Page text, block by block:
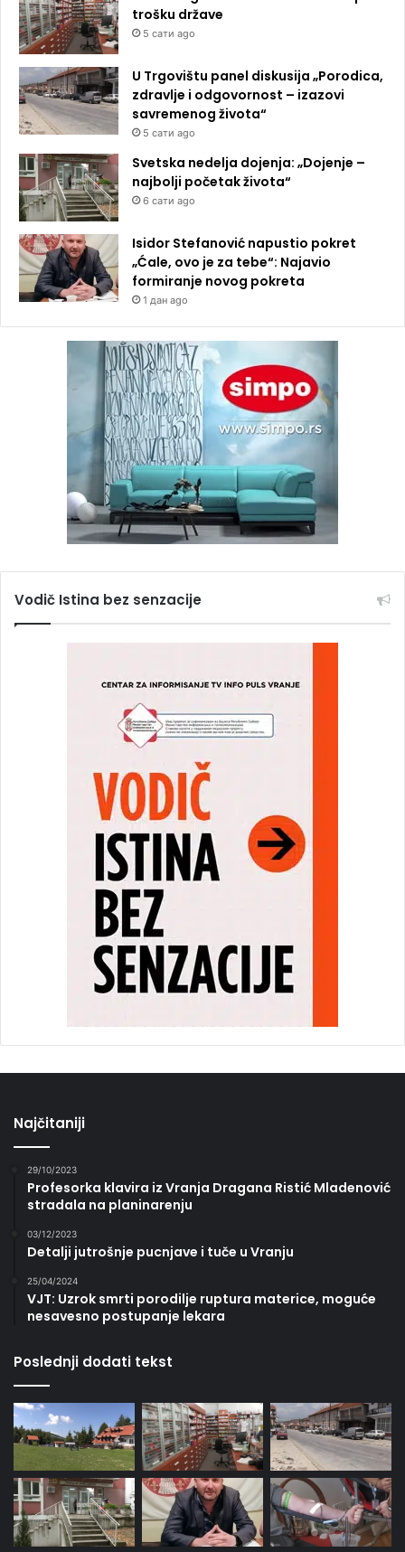
trošku države
5 сати ago
U Trgovištu panel diskusija „Porodica,
zdravlje i odgovornost – izazovi
savremenog života“
5 сати ago
Svetska nedelja dojenja: „Dojenje –
najbolji početak života“
6 сати ago
Isidor Stefanović napustio pokret
„Ćale, ovo je za tebe“: Najavio
formiranje novog pokreta
1 дан ago
Vodič Istina bez senzacije
Najčitaniji
29/10/2023
Profesorka klavira iz Vranja Dragana Ristić Mladenović
stradala na planinarenju
03/12/2023
Detalji jutrošnje pucnjave i tuče u Vranju
25/04/2024
VJT: Uzrok smrti porodilje ruptura materice, moguće
nesavesno postupanje lekara
Poslednji dodati tekst